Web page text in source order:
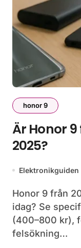
honor 9
Är Honor
2025?
Elektronikguiden
Honor 9 från 2017: Är den prisvärd begagnad
idag? Se
(400–800 kr),
felsökning…